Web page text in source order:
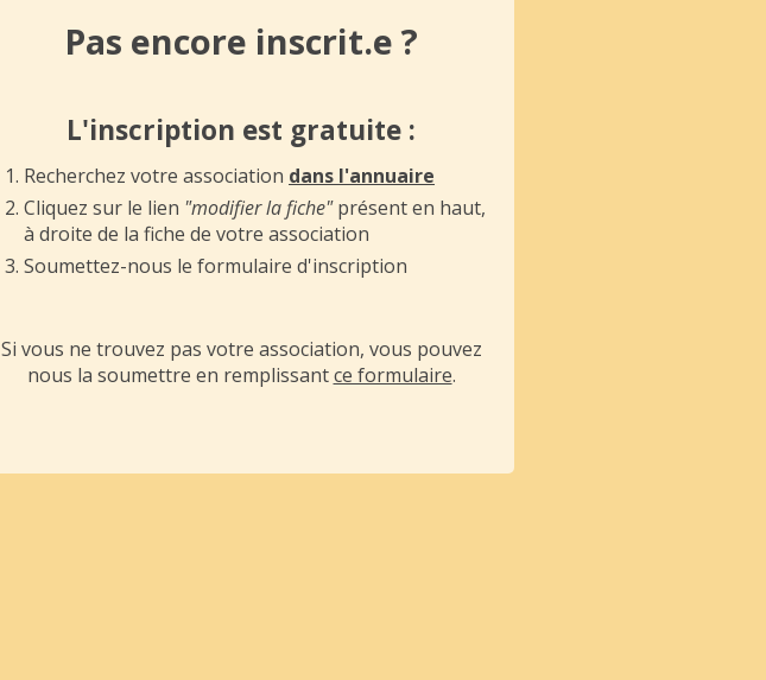
Pas encore inscrit.e ?
L'inscription est gratuite :
Recherchez votre association dans l'annuaire
Cliquez sur le lien "modifier la fiche"présent en haut,
à droite de la fiche de votre association
Soumettez-nous le formulaire d'inscription
Si vous ne trouvez pas votre association, vous pouvez
nous la soumettre en remplissantce formulaire.